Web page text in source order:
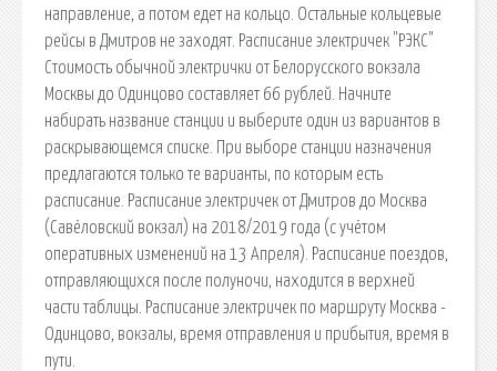
направление, а потом едет на кольцо. Остальные кольцевые
рейсы в Дмитров не заходят. Расписание электричек "РЭКС"
Стоимость обычной электрички от Белорусского вокзала
Москвы до Одинцово составляет 66 рублей. Начните
набирать название станции и выберите один из вариантов в
раскрывающемся списке. При выборе станции назначения
предлагаются только те варианты, по которым есть
расписание. Расписание электричек от Дмитров до Москва
(Савёловский вокзал) на 2018/2019 года (с учётом
оперативных изменений на 13 Апреля). Расписание поездов,
отправляющихся после полуночи, находится в верхней
части таблицы. Расписание электричек по маршруту Москва -
Одинцово, вокзалы, время отправления и прибытия, время в
пути.